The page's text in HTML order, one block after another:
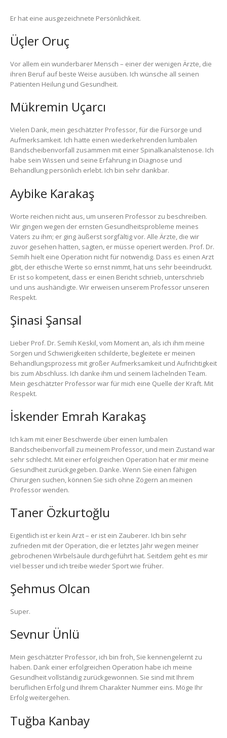
Er hat eine ausgezeichnete Persönlichkeit.
Üçler Oruç
Vor allem ein wunderbarer Mensch – einer der wenigen Ärzte, die
ihren Beruf auf beste Weise ausüben. Ich wünsche all seinen
Patienten Heilung und Gesundheit.
Mükremin Uçarcı
Vielen Dank, mein geschätzter Professor, für die Fürsorge und
Aufmerksamkeit. Ich hatte einen wiederkehrenden lumbalen
Bandscheibenvorfall zusammen mit einer Spinalkanalstenose. Ich
habe sein Wissen und seine Erfahrung in Diagnose und
Behandlung persönlich erlebt. Ich bin sehr dankbar.
Aybike Karakaş
Worte reichen nicht aus, um unseren Professor zu beschreiben.
Wir gingen wegen der ernsten Gesundheitsprobleme meines
Vaters zu ihm; er ging äußerst sorgfältig vor. Alle Ärzte, die wir
zuvor gesehen hatten, sagten, er müsse operiert werden. Prof. Dr.
Semih hielt eine Operation nicht für notwendig. Dass es einen Arzt
gibt, der ethische Werte so ernst nimmt, hat uns sehr beeindruckt.
Er ist so kompetent, dass er einen Bericht schrieb, unterschrieb
und uns aushändigte. Wir erweisen unserem Professor unseren
Respekt.
Şinasi Şansal
Lieber Prof. Dr. Semih Keskil, vom Moment an, als ich ihm meine
Sorgen und Schwierigkeiten schilderte, begleitete er meinen
Behandlungsprozess mit großer Aufmerksamkeit und Aufrichtigkeit
bis zum Abschluss. Ich danke ihm und seinem lächelnden Team.
Mein geschätzter Professor war für mich eine Quelle der Kraft. Mit
Respekt.
İskender Emrah Karakaş
Ich kam mit einer Beschwerde über einen lumbalen
Bandscheibenvorfall zu meinem Professor, und mein Zustand war
sehr schlecht. Mit einer erfolgreichen Operation hat er mir meine
Gesundheit zurückgegeben. Danke. Wenn Sie einen fähigen
Chirurgen suchen, können Sie sich ohne Zögern an meinen
Professor wenden.
Taner Özkurtoğlu
Eigentlich ist er kein Arzt – er ist ein Zauberer. Ich bin sehr
zufrieden mit der Operation, die er letztes Jahr wegen meiner
gebrochenen Wirbelsäule durchgeführt hat. Seitdem geht es mir
viel besser und ich treibe wieder Sport wie früher.
Şehmus Olcan
Super.
Sevnur Ünlü
Mein geschätzter Professor, ich bin froh, Sie kennengelernt zu
haben. Dank einer erfolgreichen Operation habe ich meine
Gesundheit vollständig zurückgewonnen. Sie sind mit Ihrem
beruflichen Erfolg und Ihrem Charakter Nummer eins. Möge Ihr
Erfolg weitergehen.
Tuğba Kanbay